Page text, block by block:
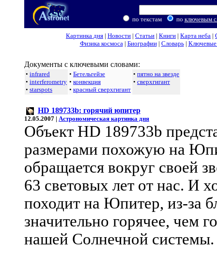
по текстам по ключевым
Картинка дня | Новости | Статьи | Книги | Карта неба |
Физика космоса| Биографии| Словарь| Ключевые
Документы с ключевыми словами:
• infrared
• interferometry
• starspots
• Бетельгейзе
• конвекция
• красный сверхгигант
• пятно на звезде
• сверхгигант
HD 189733b: горячий юпитер
12.05.2007 | Астрономическая картинка дня
Объект HD 189733b
размерами похожую на
обращается вокруг своей
63 световых лет от нас. И
походит на Юпитер, из-за
значительно горячее, чем
нашей Солнечной системы.